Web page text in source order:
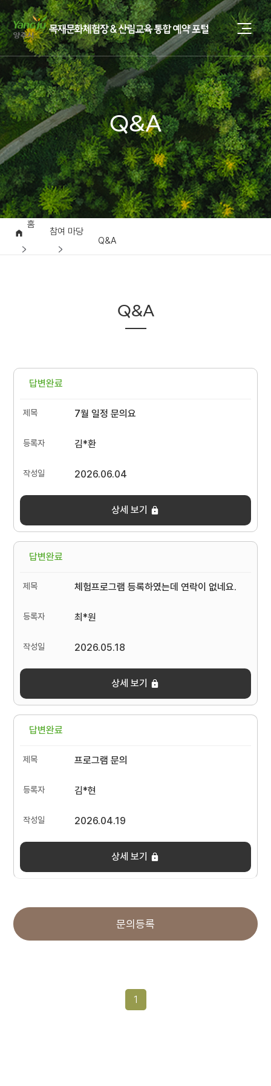
Q&A
홈
참여 마당
Q&A
Q&A
답변완료
7월 일정 문의요
김*환
2026.06.04
상세 보기
답변완료
체험프로그램 등록하였는데 연락이 없네요.
최*원
2026.05.18
상세 보기
답변완료
프로그램 문의
김*현
2026.04.19
상세 보기
문의등록
1